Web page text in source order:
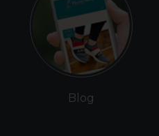
Blog